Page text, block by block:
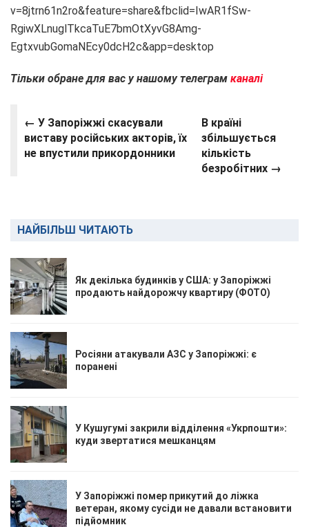
v=8jtrn61n2ro&feature=share&fbclid=IwAR1fSw-
RgiwXLnuglTkcaTuE7bmOtXyvG8Amg-
EgtxvubGomaNEcy0dcH2c&app=desktop
Тільки обране для вас у нашому телеграм каналі
← У Запоріжжі скасували
виставу російських акторів, їх
не впустили прикордонники
В країні
збільшується
кількість
безробітних →
НАЙБІЛЬШ ЧИТАЮТЬ
Як декілька будинків у США: у Запоріжжі
продають найдорожчу квартиру (ФОТО)
Росіяни атакували АЗС у Запоріжжі: є
поранені
У Кушугумі закрили відділення «Укрпошти»:
куди звертатися мешканцям
У Запоріжжі помер прикутий до ліжка
ветеран, якому сусіди не давали встановити
підйомник